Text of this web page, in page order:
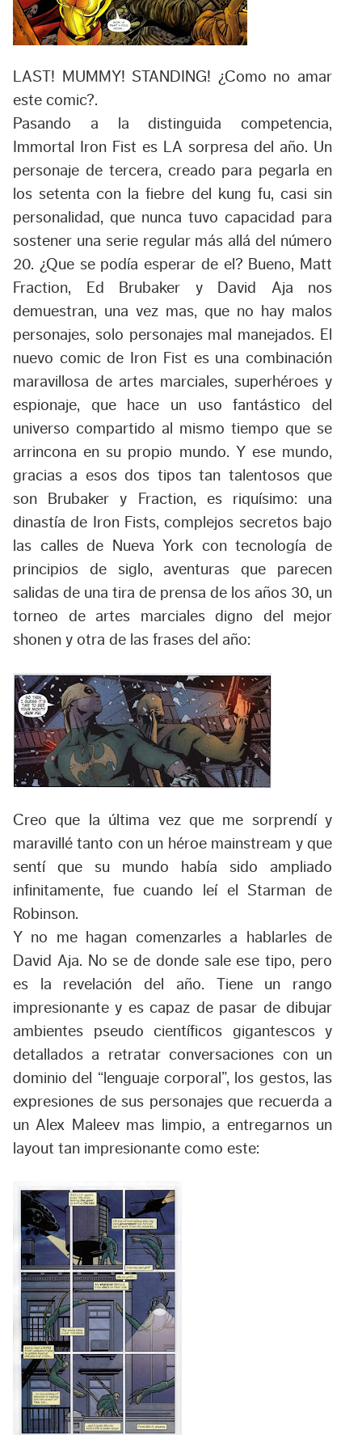
LAST! MUMMY! STANDING! ¿Como no amar
este comic?.
Pasando a la distinguida competencia,
Immortal Iron Fist es LA sorpresa del año. Un
personaje de tercera, creado para pegarla en
los setenta con la fiebre del kung fu, casi sin
personalidad, que nunca tuvo capacidad para
sostener una serie regular más allá del número
20. ¿Que se podía esperar de el? Bueno, Matt
Fraction, Ed Brubaker y David Aja nos
demuestran, una vez mas, que no hay malos
personajes, solo personajes mal manejados. El
nuevo comic de Iron Fist es una combinación
maravillosa de artes marciales, superhéroes y
espionaje, que hace un uso fantástico del
universo compartido al mismo tiempo que se
arrincona en su propio mundo. Y ese mundo,
gracias a esos dos tipos tan talentosos que
son Brubaker y Fraction, es riquísimo: una
dinastía de Iron Fists, complejos secretos bajo
las calles de Nueva York con tecnología de
principios de siglo, aventuras que parecen
salidas de una tira de prensa de los años 30, un
torneo de artes marciales digno del mejor
shonen y otra de las frases del año:
Creo que la última vez que me sorprendí y
maravillé tanto con un héroe mainstream y que
sentí que su mundo había sido ampliado
infinitamente, fue cuando leí el Starman de
Robinson.
Y no me hagan comenzarles a hablarles de
David Aja. No se de donde sale ese tipo, pero
es la revelación del año. Tiene un rango
impresionante y es capaz de pasar de dibujar
ambientes pseudo científicos gigantescos y
detallados a retratar conversaciones con un
dominio del “lenguaje corporal”, los gestos, las
expresiones de sus personajes que recuerda a
un Alex Maleev mas limpio, a entregarnos un
layout tan impresionante como este: